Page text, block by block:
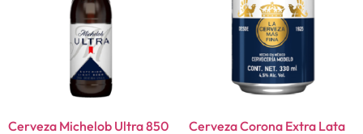
Cerveza Michelob Ultra 850
Cerveza Corona Extra Lata